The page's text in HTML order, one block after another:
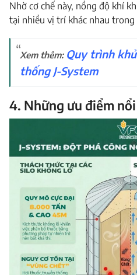
Nhờ cơ chế này, nồng độ khí
tại nhiều vị trí khác nhau trong
Xem thêm: Quy trình
thống J-System
4. Những ưu điểm